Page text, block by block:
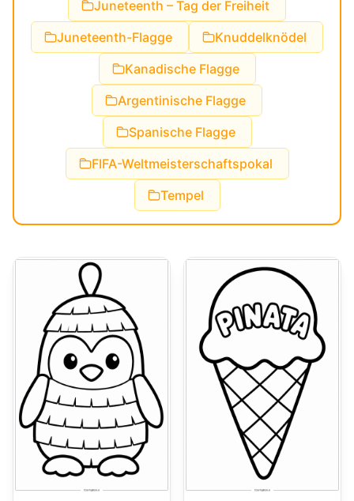
Juneteenth – Tag der Freiheit
Juneteenth-Flagge
Knuddelknödel
Kanadische Flagge
Argentinische Flagge
Spanische Flagge
FIFA-Weltmeisterschaftspokal
Tempel